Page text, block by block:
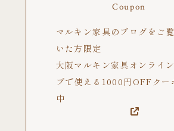
Coupon
マルキン家具のブログをご
いた方限定
大阪マルキン家具オンライ
プで使える1000円OFFクー
中